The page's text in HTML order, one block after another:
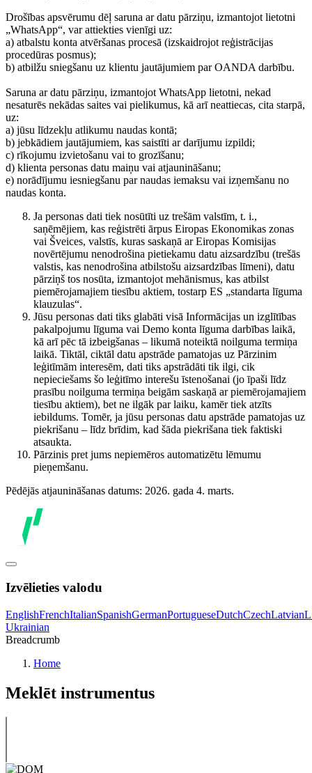
Drošības apsvērumu dēļ saruna ar datu pārziņu, izmantojot lietotni
„WhatsApp“, var attiekties vienīgi uz:
a) atbalstu konta atvēršanas procesā (izskaidrojot reģistrācijas
procedūras posmus);
b) atbilžu sniegšanu uz klientu jautājumiem par OANDA darbību.
Saruna ar datu pārziņu, izmantojot WhatsApp lietotni, nekad
nesaturēs nekādas saites vai pielikumus, kā arī neattiecas, cita starpā,
uz:
a) jūsu līdzekļu atlikumu naudas kontā;
b) jebkādiem jautājumiem, kas saistīti ar darījumu izpildi;
c) rīkojumu izvietošanu vai to grozīšanu;
d) klienta personas datu maiņu vai atjaunināšanu;
e) norādījumu iesniegšanu par naudas iemaksu vai izņemšanu no
naudas konta.
Ja personas dati tiek nosūtīti uz trešām valstīm, t. i.,
saņēmējiem, kas reģistrēti ārpus Eiropas Ekonomikas zonas
vai Šveices, valstīs, kuras saskaņā ar Eiropas Komisijas
novērtējumu nenodrošina pietiekamu datu aizsardzību (trešās
valstis, kas nenodrošina atbilstošu aizsardzības līmeni), datu
pārziņš tos nosūta, izmantojot mehānismus, kas atbilst
piemērojamajiem tiesību aktiem, tostarp ES „standarta līguma
klauzulas“.
Jūsu personas dati tiks glabāti visā Informācijas un izglītības
pakalpojumu līguma vai Demo konta līguma darbības laikā,
kā arī pēc tā izbeigšanas – likumā noteiktā noilguma termiņa
laikā. Tiktāl, ciktāl datu apstrāde pamatojas uz Pārzinim
leģitīmām interesēm, dati tiks apstrādāti tik ilgi, cik
nepieciešams šo leģitīmo interešu īstenošanai (jo īpaši līdz
prasību noilguma termiņa beigām saskaņā ar piemērojamajiem
tiesību aktiem), bet ne ilgāk par laiku, kamēr tiek atzīts
iebildums. Tomēr, ja jūsu personas datu apstrāde pamatojas uz
piekrišanu – līdz brīdim, kad šāda piekrišana tiek faktiski
atsaukta.
Pārzinis pret jums nepiemēros automatizētu lēmumu
pieņemšanu.
Pēdējās atjaunināšanas datums: 2026. gada 4. marts.
Izvēlieties valodu
EnglishFrenchItalianSpanishGermanPortugueseDutchCzechLatvian
Ukrainian
Breadcrumb
Home
Meklēt instrumentus